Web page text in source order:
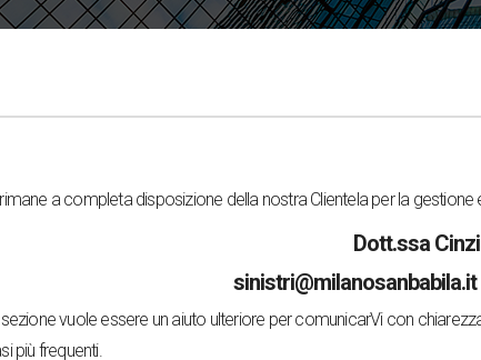
a completa disposizione della nostra Clientela per la gestione
Dott.ssa
vuole essere un aiuto ulteriore per comunicarVi con
più frequenti.